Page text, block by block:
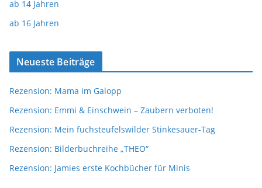
ab 14 Jahren
ab 16 Jahren
Neueste Beiträge
Rezension: Mama im Galopp
Rezension: Emmi & Einschwein – Zaubern verboten!
Rezension: Mein fuchsteufelswilder Stinkesauer-Tag
Rezension: Bilderbuchreihe „THEO“
Rezension: Jamies erste Kochbücher für Minis